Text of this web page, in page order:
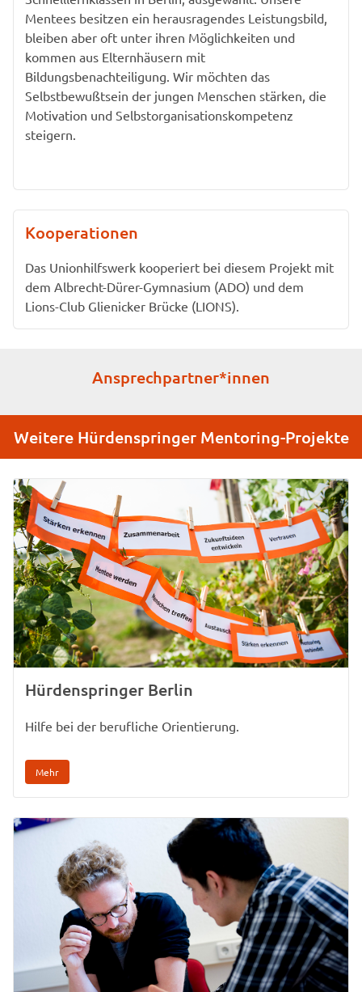
Mentees besitzen ein herausragendes Leistungsbild,
bleiben aber oft unter ihren Möglichkeiten und
kommen aus Elternhäusern mit
Bildungsbenachteiligung. Wir möchten das
Selbstbewußtsein der jungen Menschen stärken, die
Motivation und Selbstorganisationskompetenz
steigern.
Kooperationen
Das Unionhilfswerk kooperiert bei diesem Projekt mit
dem Albrecht-Dürer-Gymnasium (ADO) und dem
Lions-Club Glienicker Brücke (LIONS).
Ansprechpartner*innen
Weitere Hürdenspringer Mentoring-Projekte
Hürdenspringer Berlin
Hilfe bei der berufliche Orientierung.
Mehr